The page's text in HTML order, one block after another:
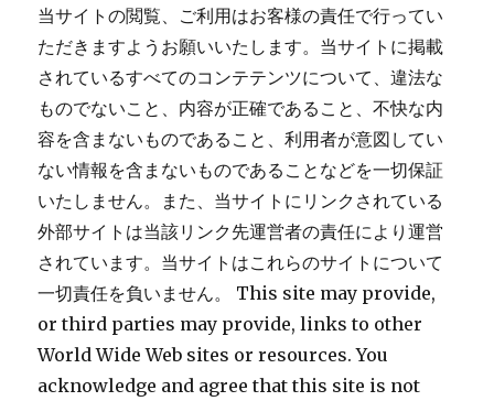
当サイトの閲覧、ご利用はお客様の責任で行ってい
ただきますようお願いいたします。当サイトに掲載
されているすべてのコンテテンツについて、違法な
ものでないこと、内容が正確であること、不快な内
容を含まないものであること、利用者が意図してい
ない情報を含まないものであることなどを一切保証
いたしません。また、当サイトにリンクされている
外部サイトは当該リンク先運営者の責任により運営
されています。当サイトはこれらのサイトについて
一切責任を負いません。 This site may provide,
or third parties may provide, links to other
World Wide Web sites or resources. You
acknowledge and agree that this site is not